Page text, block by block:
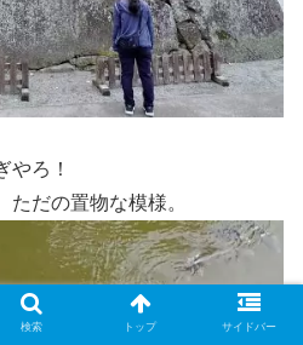
やろ！
ただの置物な模様。
検索 トップ サイドバー